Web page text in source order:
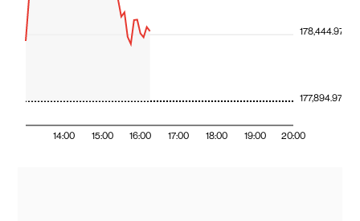
14:00 15:00 16:00 17:00 18:00 19:00 20:00
177,894.97
178,444.97